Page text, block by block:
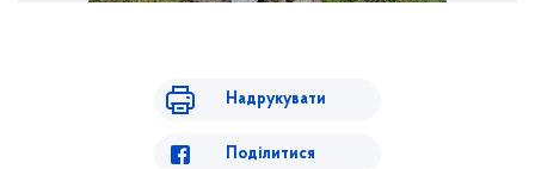
Надрукувати
Поділитися